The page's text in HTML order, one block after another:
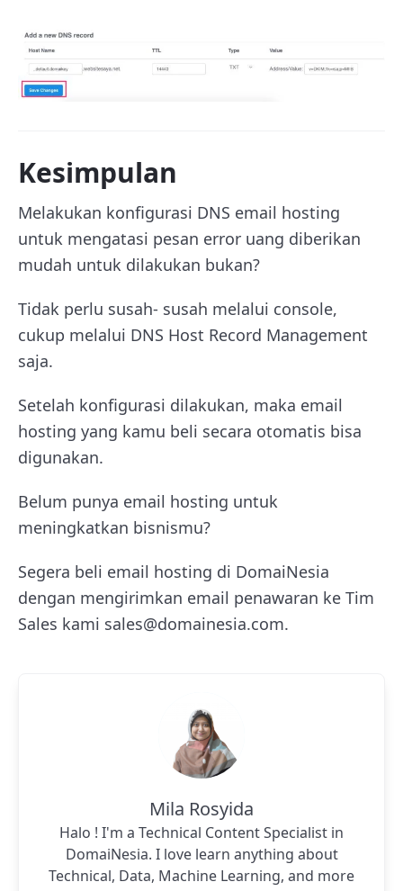
Kesimpulan
Melakukan konfigurasi DNS email hosting
untuk mengatasi pesan error uang diberikan
mudah untuk dilakukan bukan?
Tidak perlu susah- susah melalui console,
cukup melalui DNS Host Record Management
saja.
Setelah konfigurasi dilakukan, maka email
hosting yang kamu beli secara otomatis bisa
digunakan.
Belum punya email hosting untuk
meningkatkan bisnismu?
Segera beli email hosting di DomaiNesia
dengan mengirimkan email penawaran ke Tim
Sales kami sales@domainesia.com.
Mila Rosyida
Halo ! I'm a Technical Content Specialist in
DomaiNesia. I love learn anything about
Technical, Data, Machine Learning, and more